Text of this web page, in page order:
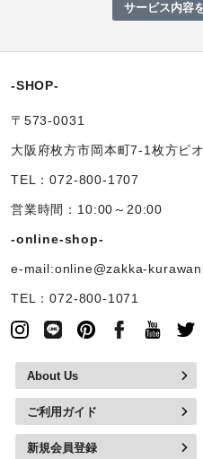
サービス内容
-SHOP-
〒573-0031
大阪府枚方市岡本町7-1枚方ビ
TEL：072-800-1707
営業時間：10:00～20:00
-online-shop-
e-mail:online@zakka-
TEL：072-800-1071
About Us
ご利用ガイド
新規会員登録